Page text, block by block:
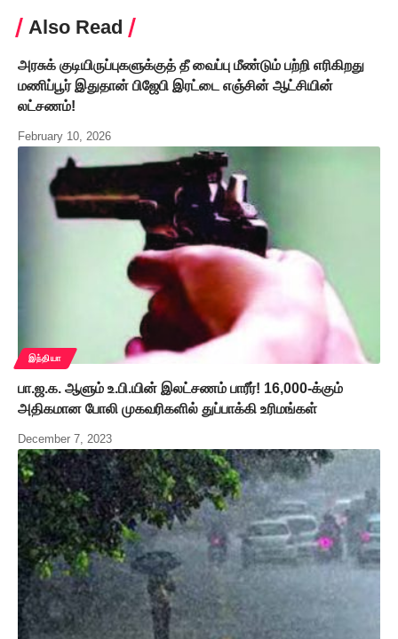
Also Read
அரசுக் குடியிருப்புகளுக்குத் தீ வைப்பு மீண்டும் பற்றி எரிகிறது
மணிப்பூர் இதுதான் பிஜேபி இரட்டை எஞ்சின் ஆட்சியின்
லட்சணம்!
February 10, 2026
இந்தியா
பா.ஜ.க. ஆளும் உ.பி.யின் இலட்சணம் பாரீர்! 16,000-க்கும்
அதிகமான போலி முகவரிகளில் துப்பாக்கி உரிமங்கள்
December 7, 2023